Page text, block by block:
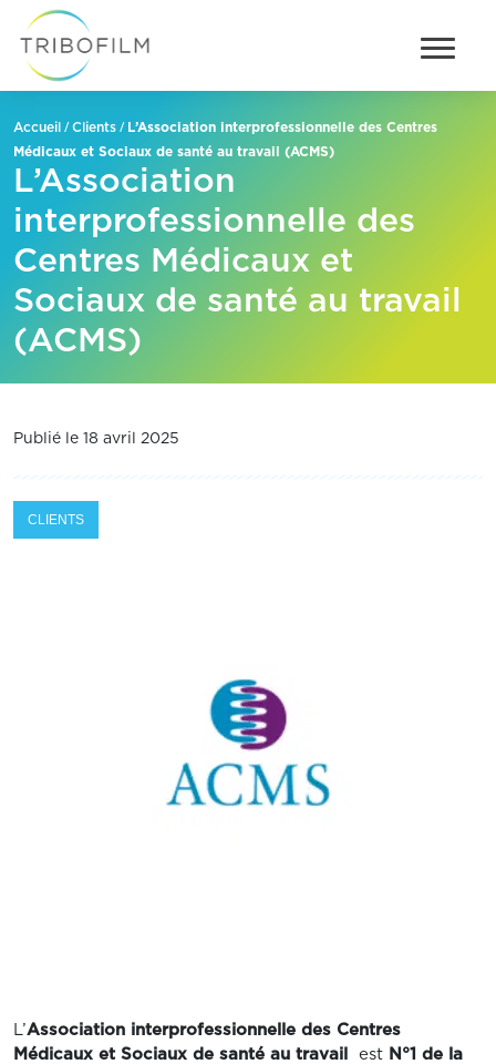
Accueil /Clients / L’Association interprofessionnelle des Centres
Médicaux et Sociaux de santé au travail (ACMS)
L’Association
interprofessionnelle des
Centres Médicaux et
Sociaux de santé au travail
(ACMS)
Publié le 18 avril 2025
CLIENTS
L’Association interprofessionnelle des Centres
Médicaux et Sociaux de santé au travail
est N°1 de la